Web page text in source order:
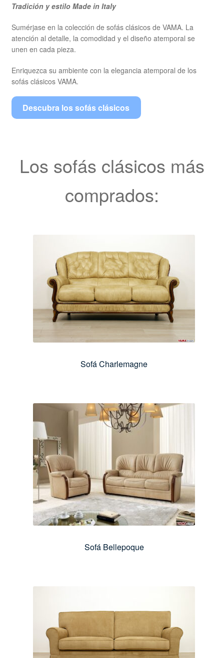
Tradición y estilo Made in Italy
Sumérjase en la colección de sofás clásicos de VAMA. La
atención al detalle, la comodidad y el diseño atemporal se
unen en cada pieza.
Enriquezca su ambiente con la elegancia atemporal de los
sofás clásicos VAMA.
Descubra los sofás clásicos
Los sofás clásicos más
comprados:
Sofá Charlemagne
Sofá Bellepoque